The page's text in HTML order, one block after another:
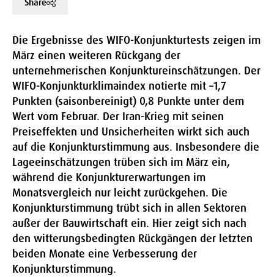
Die Ergebnisse des WIFO-Konjunkturtests zeigen im
März einen weiteren Rückgang der
unternehmerischen Konjunktureinschätzungen. Der
WIFO-Konjunkturklimaindex notierte mit –1,7
Punkten (saisonbereinigt) 0,8 Punkte unter dem
Wert vom Februar. Der Iran-Krieg mit seinen
Preiseffekten und Unsicherheiten wirkt sich auch
auf die Konjunkturstimmung aus. Insbesondere die
Lageeinschätzungen trüben sich im März ein,
während die Konjunkturerwartungen im
Monatsvergleich nur leicht zurückgehen. Die
Konjunkturstimmung trübt sich in allen Sektoren
außer der Bauwirtschaft ein. Hier zeigt sich nach
den witterungsbedingten Rückgängen der letzten
beiden Monate eine Verbesserung der
Konjunkturstimmung.